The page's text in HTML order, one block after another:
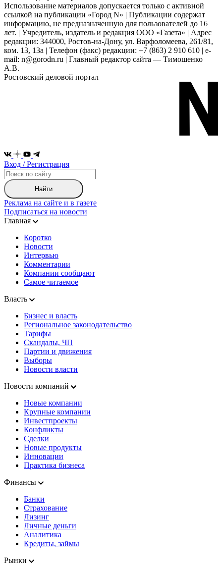
Использование материалов допускается только с активной
ссылкой на публикации «Город N» | Публикации содержат
информацию, не предназначенную для пользователей до 16
лет. | Учредитель, издатель и редакция ООО «Газета» | Адрес
редакции: 344000, Ростов-на-Дону, ул. Варфоломеева, 261/81,
ком. 13, 13а | Телефон (факс) редакции: +7 (863) 2 910 610 | e-
mail: n@gorodn.ru | Главный редактор сайта — Тимошенко
А.В.
Ростовский деловой портал
Вход / Регистрация
Найти
Реклама на сайте и в газете
Подписаться на новости
Главная
Коротко
Новости
Интервью
Комментарии
Компании сообщают
Самое читаемое
Власть
Бизнес и власть
Региональное законодательство
Тарифы
Скандалы, ЧП
Партии и движения
Выборы
Новости власти
Новости компаний
Новые компании
Крупные компании
Инвестпроекты
Конфликты
Сделки
Новые продукты
Инновации
Практика бизнеса
Финансы
Банки
Страхование
Лизинг
Личные деньги
Аналитика
Кредиты, займы
Рынки